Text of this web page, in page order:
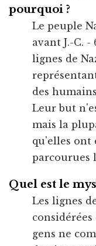
pourquoi ?
Le peuple
avant J.-C. -
lignes de
des
Leur but
mais la
qu'elles ont
parcourues
Quel est le
Les lignes
gens ne